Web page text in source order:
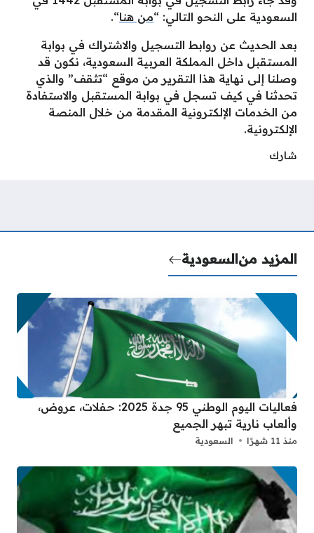
السعودية على النحو التالي: “من هنا“.
بعد الحديث عن روابط التسجيل والاشتراك في بوابة
المستقبل داخل المملكة العربية السعودية، نكون قد
وصلنا إلى نهاية هذا التقرير من موقع “تثقف” والذي
تحدثنا في كيف تسجل في بوابة المستقبل والاستفادة
من الخدمات الإلكترونية المقدمة من خلال المنصة
الإلكترونية.
شارك
المزيد منالسعودية
فعاليات اليوم الوطني 95 جدة 2025: حفلات، عروض،
وألعاب نارية تبهر الجميع
منذ 11 شهرًا السعودية